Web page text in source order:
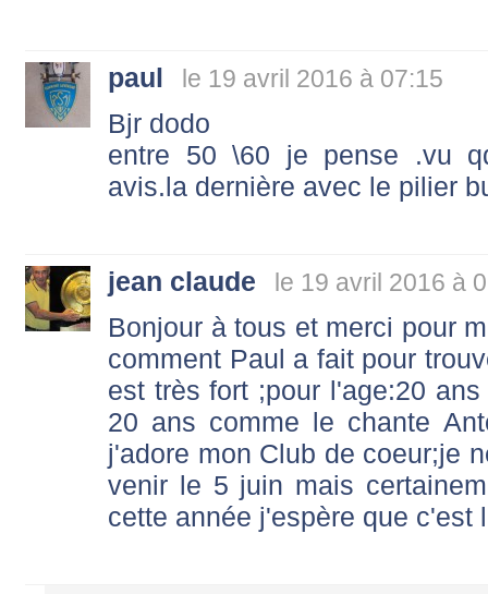
paul le 19 avril 2016 à 07:15
Bjr dodo
entre 50 \60 je pense .vu
avis.la dernière avec le pilier
jean claude le 19 avril 2016 à
Bonjour à tous et merci pour
comment Paul a fait pour
est très fort ;pour l'age:20
20 ans comme le chante
j'adore mon Club de coeur;je
venir le 5 juin mais
cette année j'espère que c'est